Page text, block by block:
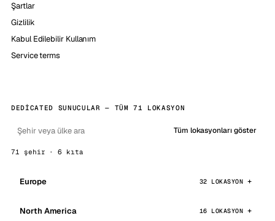
Şartlar
Gizlilik
Kabul Edilebilir Kullanım
Service terms
DEDICATED SUNUCULAR — TÜM 71 LOKASYON
Tüm lokasyonları göster
71 şehir · 6 kıta
Europe 32 LOKASYON
North America 16 LOKASYON